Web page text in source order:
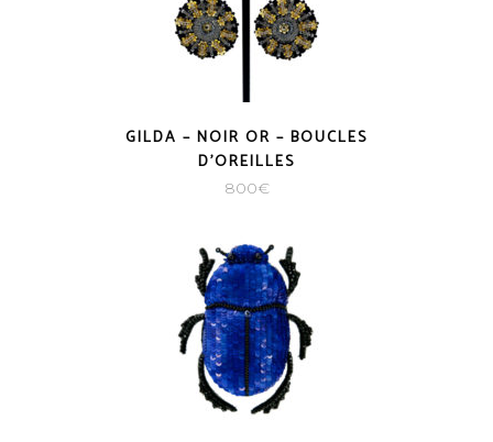
GILDA – NOIR OR – BOUCLES
D’OREILLES
800€